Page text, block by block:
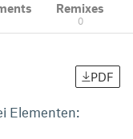
Remixes
0
PDF
Elementen: